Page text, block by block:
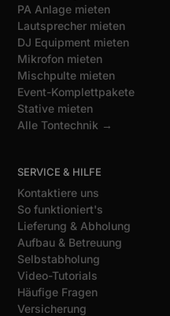
PA Anlage mieten
Lautsprecher mieten
DJ Equipment mieten
Mikrofon mieten
Mischpulte mieten
Event-Komplettpakete
Stative mieten
Alle Tontechnik →
SERVICE & HILFE
Kontaktiere uns
So funktioniert's
Lieferung & Abholung
Aufbau & Betreuung
Selbstabholung
Video-Tutorials
Häufige Fragen
Versicherung